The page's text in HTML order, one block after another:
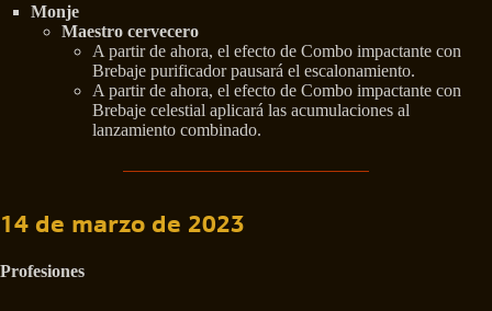
Monje
Maestro cervecero
A partir de ahora, el efecto de Combo impactante con
Brebaje purificador pausará el escalonamiento.
A partir de ahora, el efecto de Combo impactante con
Brebaje celestial aplicará las acumulaciones al
lanzamiento combinado.
14 de marzo de 2023
Profesiones